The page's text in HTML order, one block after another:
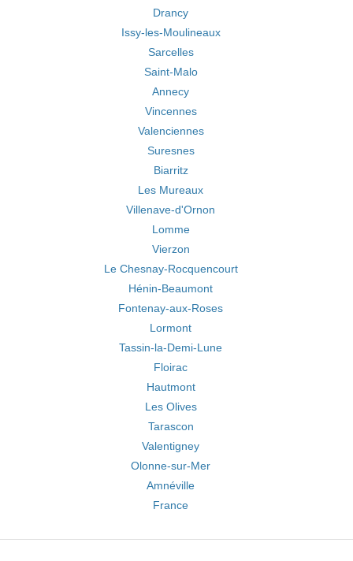
Drancy
Issy-les-Moulineaux
Sarcelles
Saint-Malo
Annecy
Vincennes
Valenciennes
Suresnes
Biarritz
Les Mureaux
Villenave-d'Ornon
Lomme
Vierzon
Le Chesnay-Rocquencourt
Hénin-Beaumont
Fontenay-aux-Roses
Lormont
Tassin-la-Demi-Lune
Floirac
Hautmont
Les Olives
Tarascon
Valentigney
Olonne-sur-Mer
Amnéville
France